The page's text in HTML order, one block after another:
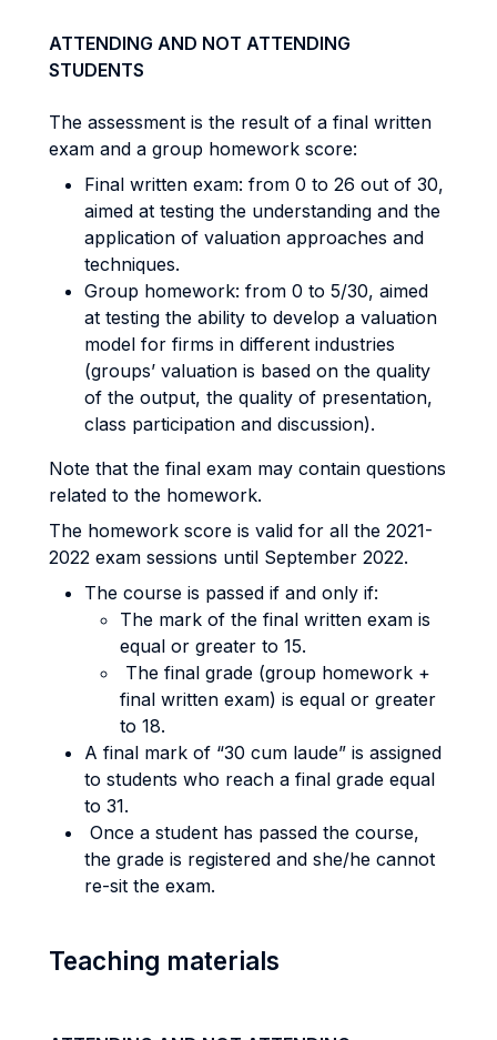
ATTENDING AND NOT ATTENDING
STUDENTS
The assessment is the result of a final written
exam and a group homework score:
Final written exam: from 0 to 26 out of 30,
aimed at testing the understanding and the
application of valuation approaches and
techniques.
Group homework: from 0 to 5/30, aimed
at testing the ability to develop a valuation
model for firms in different industries
(groups’ valuation is based on the quality
of the output, the quality of presentation,
class participation and discussion).
Note that the final exam may contain questions
related to the homework.
The homework score is valid for all the 2021-
2022 exam sessions until September 2022.
The course is passed if and only if:
The mark of the final written exam is
equal or greater to 15.
The final grade (group homework +
final written exam) is equal or greater
to 18.
A final mark of “30 cum laude” is assigned
to students who reach a final grade equal
to 31.
Once a student has passed the course,
the grade is registered and she/he cannot
re-sit the exam.
Teaching materials